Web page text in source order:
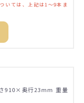
いては、上記は1～9本ま
910×奥行23mm 重量